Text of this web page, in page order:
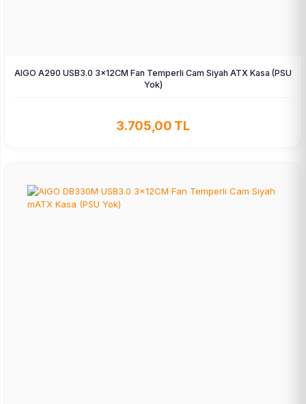
AIGO A290 USB3.0 3×12CM Fan Temperli Cam Siyah ATX Kasa (PSU
Yok)
3.705,00 TL